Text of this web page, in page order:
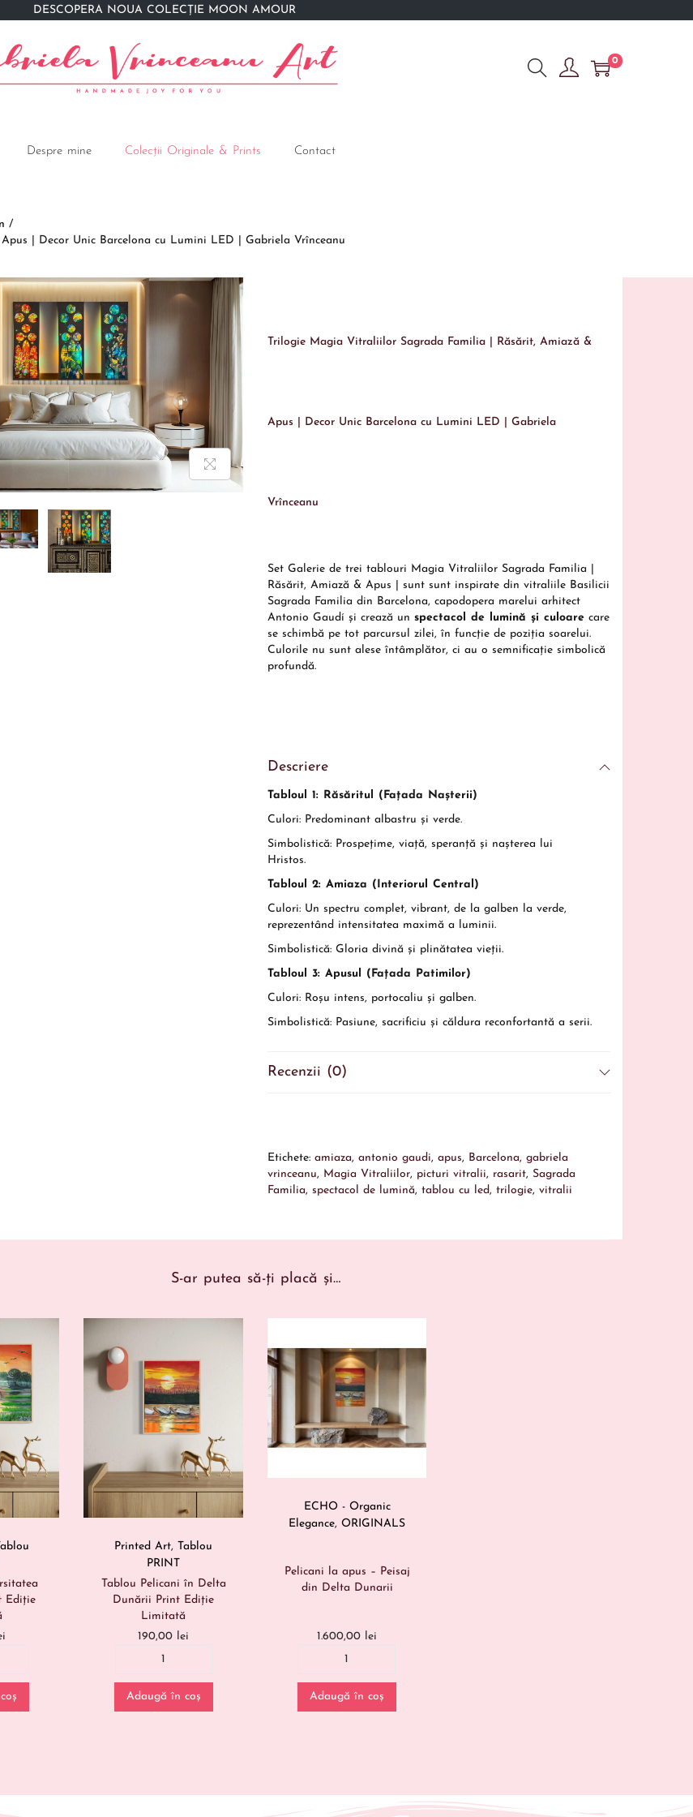
DESCOPERĂ NOUA COLECȚIE MOON AMOUR
0
Despre mine Colecții Originale & Prints Contact
/
| Decor Unic Barcelona cu Lumini LED | Gabriela Vrînceanu
Trilogie Magia Vitraliilor Sagrada Familia | Răsărit, Amiază &
Apus | Decor Unic Barcelona cu Lumini LED | Gabriela
Vrînceanu
Set Galerie de trei tablouri Magia Vitraliilor Sagrada Familia
Răsărit, Amiază & Apus | sunt sunt inspirate din vitraliile Basilicii
Sagrada Familia din Barcelona, capodopera marelui arhitect
Antonio Gaudí și crează un spectacol de lumină și culoare care
se schimbă pe tot parcursul zilei, în funcție de poziția soarelui.
Culorile nu sunt alese întâmplător, ci au o semnificație simbolică
profundă.
Descriere
Tabloul 1: Răsăritul (Fațada Nașterii)
Culori: Predominant albastru și verde.
Simbolistică: Prospețime, viață, speranță și nașterea lui
Hristos.
Tabloul 2: Amiaza (Interiorul Central)
Culori: Un spectru complet, vibrant, de la galben la verde,
reprezentând intensitatea maximă a luminii.
Simbolistică: Gloria divină și plinătatea vieții.
Tabloul 3: Apusul (Fațada Patimilor)
Culori: Roșu intens, portocaliu și galben.
Simbolistică: Pasiune, sacrificiu și căldura reconfortantă a serii.
Recenzii (0)
Etichete: amiaza, antonio gaudi, apus, Barcelona, gabriela
vrinceanu, Magia Vitraliilor, picturi vitralii, rasarit, Sagrada
Familia, spectacol de lumină, tablou cu led, trilogie, vitralii
S-ar putea să-ți placă și…
Ediție
Printed Art, Tablou
PRINT
Tablou Pelicani în Delta
Dunării Print Ediție
Limitată
190,00 lei
Adaugă în coș
ECHO - Organic
Elegance,ORIGINALS
Pelicani la apus – Peisaj
din Delta Dunarii
1.600,00 lei
Adaugă în coș